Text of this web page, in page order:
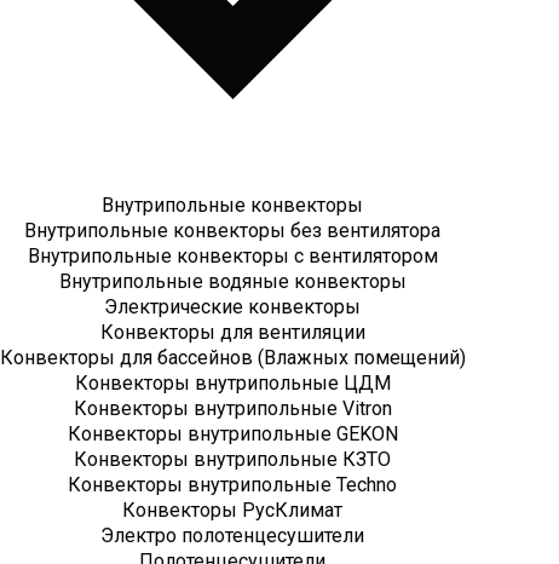
Внутрипольные конвекторы
Внутрипольные конвекторы без вентилятора
Внутрипольные конвекторы с вентилятором
Внутрипольные водяные конвекторы
Электрические конвекторы
Конвекторы для вентиляции
Конвекторы для бассейнов (Влажных помещений)
Конвекторы внутрипольные ЦДМ
Конвекторы внутрипольные Vitron
Конвекторы внутрипольные GEKON
Конвекторы внутрипольные КЗТО
Конвекторы внутрипольные Techno
Конвекторы РусКлимат
Электро полотенцесушители